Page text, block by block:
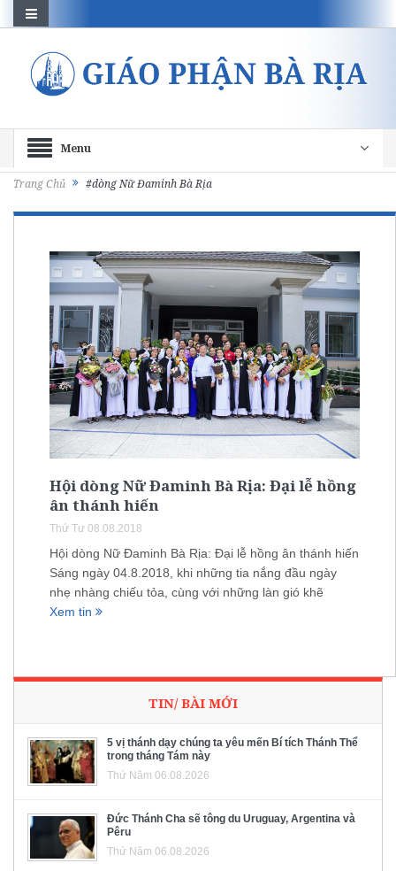
Menu
Trang Chủ #dòng Nữ Đaminh Bà Rịa
Hội dòng Nữ Đaminh Bà Rịa: Đại lễ hồng
ân thánh hiến
Thứ Tư 08.08.2018
Hội dòng Nữ Đaminh Bà Rịa: Đại lễ hồng ân thánh hiến
Sáng ngày 04.8.2018, khi những tia nắng đầu ngày
nhẹ nhàng chiếu tỏa, cùng với những làn gió khẽ
Xem tin
TIN/ BÀI MỚI
5 vị thánh dạy chúng ta yêu mến Bí tích Thánh Thể
trong tháng Tám này
Thứ Năm 06.08.2026
Đức Thánh Cha sẽ tông du Uruguay, Argentina và
Pêru
Thứ Năm 06.08.2026